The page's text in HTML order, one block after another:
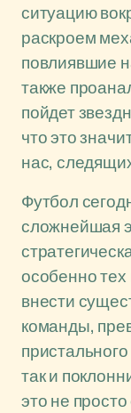
ситуацию
раскроем
повлиявшие
также
пойдет
что это
нас,
Футбол
сложнейшая
особенно
внести
команды,
так и
это не